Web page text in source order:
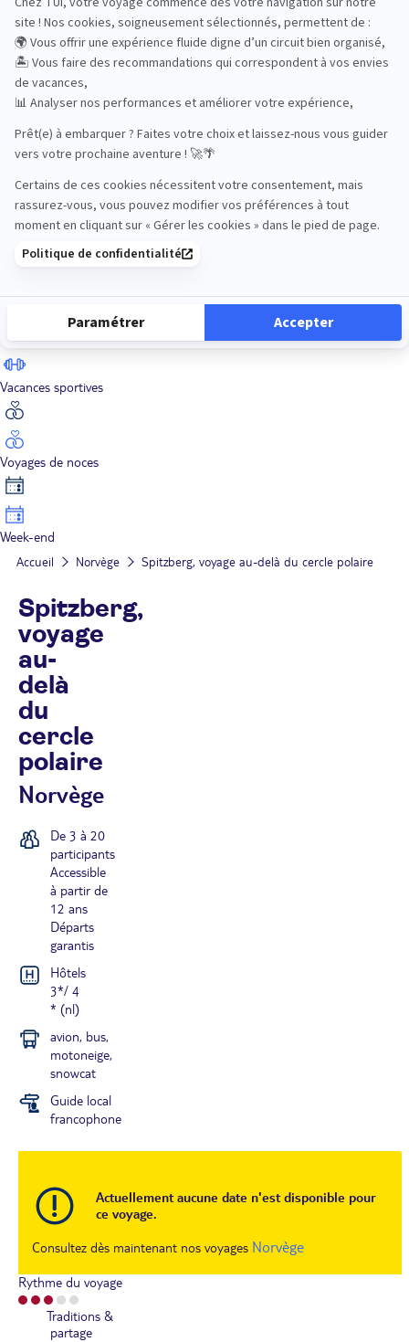
Road Trips
Safari
Sénior
Vacances sportives
Voyages de noces
Week-end
Accueil Norvège Spitzberg, voyage au-delà du cercle polaire
Spitzberg,
voyage
au-
delà
du
cercle
polaire
Norvège
De 3 à 20
participants
Accessible
à partir de
12 ans
Départs
garantis
Hôtels
3*/ 4
* (nl)
avion, bus,
motoneige,
snowcat
Guide local
francophone
Actuellement aucune date n'est disponible pour
ce voyage.
Consultez dès maintenant nos voyages Norvège
Rythme du voyage
Traditions &
partage